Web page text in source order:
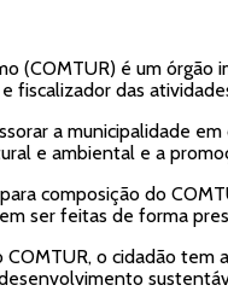
(COMTUR) é um
fiscalizador das
a municipalidade
e ambiental e a
composição do
ser feitas de forma
o cidadão